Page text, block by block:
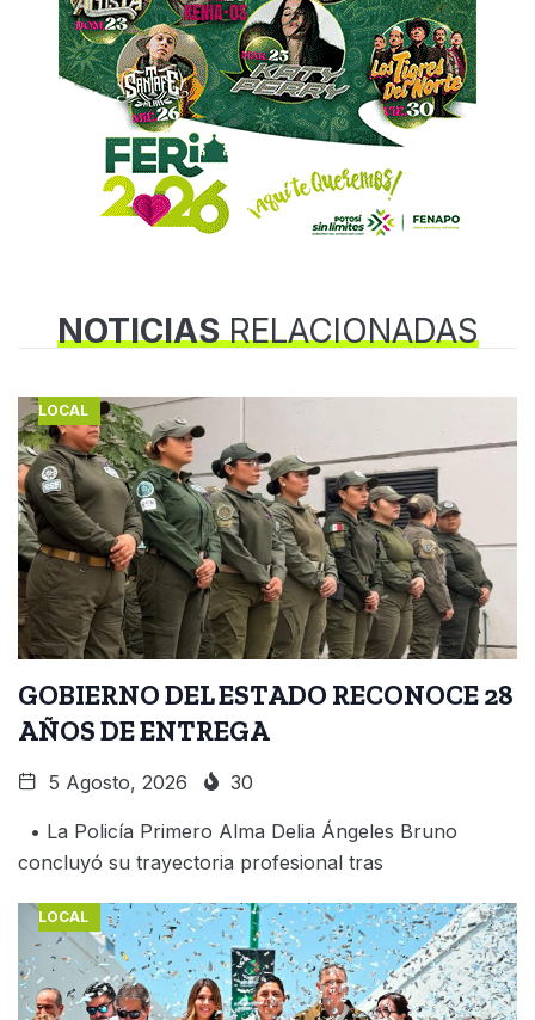
NOTICIASRELACIONADAS
LOCAL
GOBIERNO DEL ESTADO RECONOCE 28
AÑOS DE ENTREGA
5 Agosto, 2026 30
• La Policía Primero Alma Delia Ángeles Bruno
concluyó su trayectoria profesional tras
LOCAL